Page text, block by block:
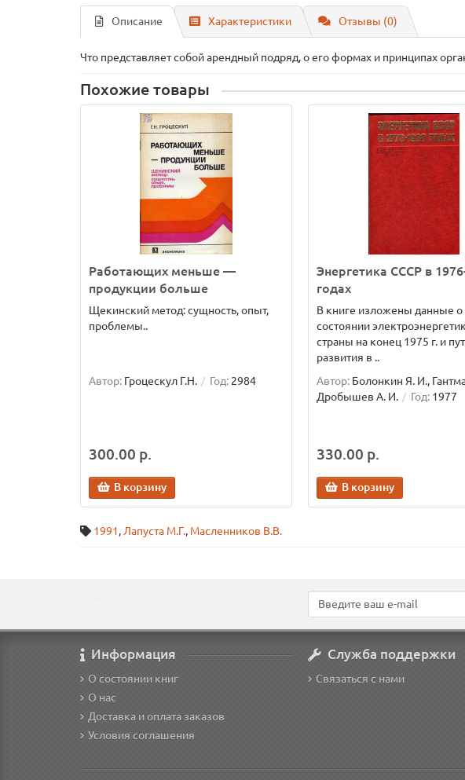
Описание Характеристики Отзывы (0)
Что представляет собой арендный подряд, о его формах и принципах
Похожие товары
Работающих меньше —
продукции больше
Щекинский метод: сущность, опыт,
проблемы..
Автор: Гроцескул Г.Н. Год: 2984
300.00 р.
В корзину
Энергетика СССР в
годах
В книге изложены данные о
состоянии
страны на конец 1975 г. и
развития в ..
Автор: Болонкин Я. И.,
Дробышев А. И.
Год: 1977
330.00 р.
В корзину
1991, Лапуста М.Г., Масленников В.В.
Информация
О состоянии книг
О нас
Доставка и оплата заказов
Условия соглашения
Служба поддержки
Связаться с нами